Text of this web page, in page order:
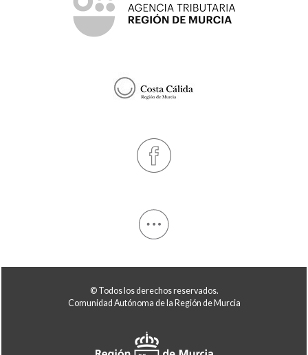
© Todos los derechos reservados.
Comunidad Autónoma de la Región de Murcia